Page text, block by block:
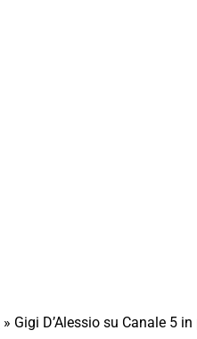
» Gigi D’Alessio su Canale 5